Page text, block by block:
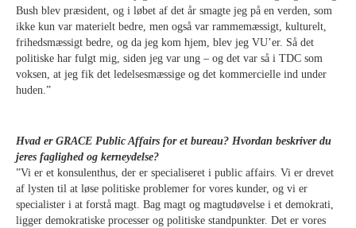
Bush blev præsident, og i løbet af det år smagte jeg på en verden, som
ikke kun var materielt bedre, men også var rammemæssigt, kulturelt,
frihedsmæssigt bedre, og da jeg kom hjem, blev jeg VU’er. Så det
politiske har fulgt mig, siden jeg var ung – og det var så i TDC som
voksen, at jeg fik det ledelsesmæssige og det kommercielle ind under
huden.”
Hvad er GRACE Public Affairs for et bureau? Hvordan beskriver du
jeres faglighed og kerneydelse?
”Vi er et konsulenthus, der er specialiseret i public affairs. Vi er drevet
af lysten til at løse politiske problemer for vores kunder, og vi er
specialister i at forstå magt. Bag magt og magtudøvelse i et demokrati,
ligger demokratiske processer og politiske standpunkter. Det er vores